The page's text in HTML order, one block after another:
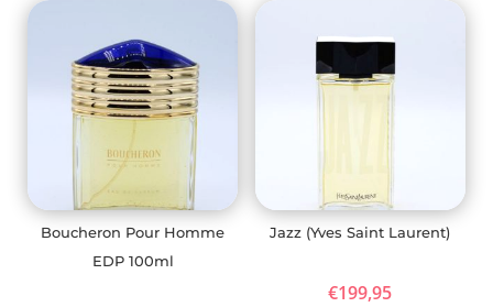
Boucheron Pour Homme
EDP 100ml
Jazz (Yves Saint Laurent)
€199,95